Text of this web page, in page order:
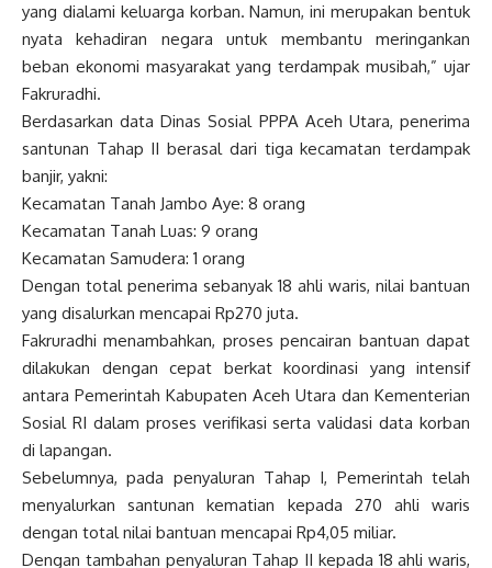
yang dialami keluarga korban. Namun, ini merupakan bentuk
nyata kehadiran negara untuk membantu meringankan
beban ekonomi masyarakat yang terdampak musibah,” ujar
Fakruradhi.
Berdasarkan data Dinas Sosial PPPA Aceh Utara, penerima
santunan Tahap II berasal dari tiga kecamatan terdampak
banjir, yakni:
Kecamatan Tanah Jambo Aye: 8 orang
Kecamatan Tanah Luas: 9 orang
Kecamatan Samudera: 1 orang
Dengan total penerima sebanyak 18 ahli waris, nilai bantuan
yang disalurkan mencapai Rp270 juta.
Fakruradhi menambahkan, proses pencairan bantuan dapat
dilakukan dengan cepat berkat koordinasi yang intensif
antara Pemerintah Kabupaten Aceh Utara dan Kementerian
Sosial RI dalam proses verifikasi serta validasi data korban
di lapangan.
Sebelumnya, pada penyaluran Tahap I, Pemerintah telah
menyalurkan santunan kematian kepada 270 ahli waris
dengan total nilai bantuan mencapai Rp4,05 miliar.
Dengan tambahan penyaluran Tahap II kepada 18 ahli waris,